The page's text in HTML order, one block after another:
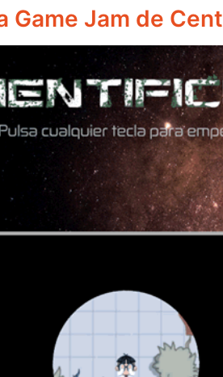
Game Jam de